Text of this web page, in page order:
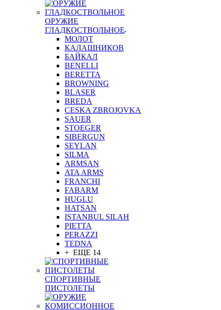
ОРУЖИЕ
ГЛАДКОСТВОЛЬНОЕ
МОЛОТ
КАЛАШНИКОВ
БАЙКАЛ
BENELLI
BERETTA
BROWNING
BLASER
BREDA
CESKA ZBROJOVKA
SAUER
STOEGER
SIBERGUN
SEYLAN
SILMA
ARMSAN
ATA ARMS
FRANCHI
FABARM
HUGLU
HATSAN
ISTANBUL SILAH
PIETTA
PERAZZI
TEDNA
+ ЕЩЕ 14
СПОРТИВНЫЕ
ПИСТОЛЕТЫ